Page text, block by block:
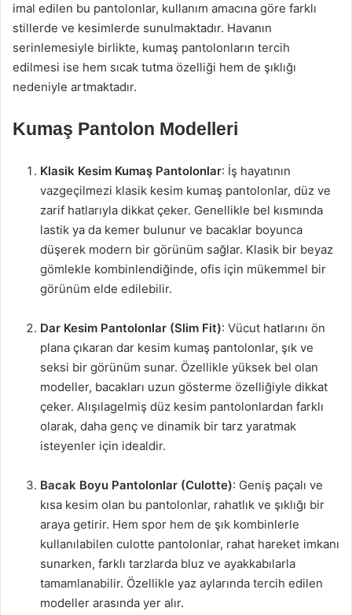
imal edilen bu pantolonlar, kullanım amacına göre farklı
stillerde ve kesimlerde sunulmaktadır. Havanın
serinlemesiyle birlikte, kumaş pantolonların tercih
edilmesi ise hem sıcak tutma özelliği hem de şıklığı
nedeniyle artmaktadır.
Kumaş Pantolon Modelleri
Klasik Kesim Kumaş Pantolonlar: İş hayatının
vazgeçilmezi klasik kesim kumaş pantolonlar, düz ve
zarif hatlarıyla dikkat çeker. Genellikle bel kısmında
lastik ya da kemer bulunur ve bacaklar boyunca
düşerek modern bir görünüm sağlar. Klasik bir beyaz
gömlekle kombinlendiğinde, ofis için mükemmel bir
görünüm elde edilebilir.
Dar Kesim Pantolonlar (Slim Fit): Vücut hatlarını ön
plana çıkaran dar kesim kumaş pantolonlar, şık ve
seksi bir görünüm sunar. Özellikle yüksek bel olan
modeller, bacakları uzun gösterme özelliğiyle dikkat
çeker. Alışılagelmiş düz kesim pantolonlardan farklı
olarak, daha genç ve dinamik bir tarz yaratmak
isteyenler için idealdir.
Bacak Boyu Pantolonlar (Culotte): Geniş paçalı ve
kısa kesim olan bu pantolonlar, rahatlık ve şıklığı bir
araya getirir. Hem spor hem de şık kombinlerle
kullanılabilen culotte pantolonlar, rahat hareket imkanı
sunarken, farklı tarzlarda bluz ve ayakkabılarla
tamamlanabilir. Özellikle yaz aylarında tercih edilen
modeller arasında yer alır.